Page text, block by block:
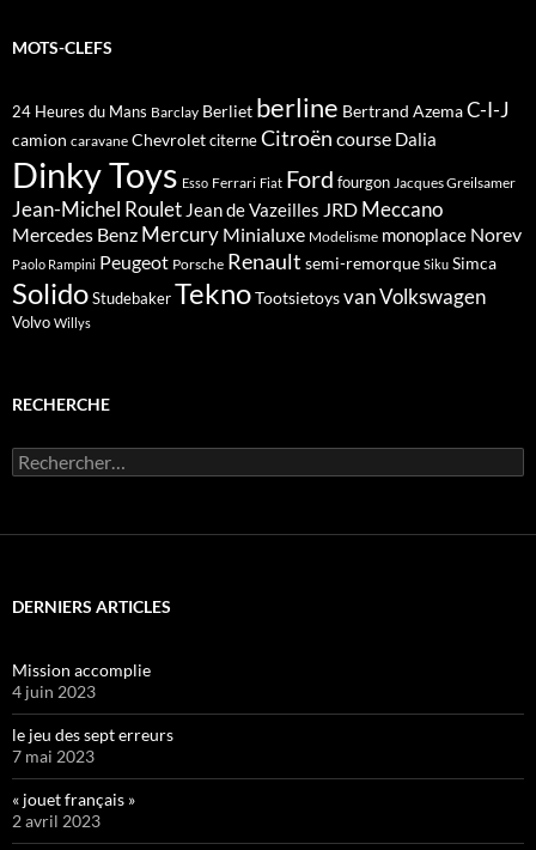
MOTS-CLEFS
24 Heures du Mans Barclay Berliet berline Bertrand AzemaC-I-J
camion caravane ChevroletciterneCitroën course Dalia
Dinky Toys Esso Ferrari Fiat Ford fourgon Jacques Greilsamer
Jean-Michel Roulet Jean de Vazeilles JRD Meccano
Mercedes Benz Mercury Minialuxe Modelisme monoplace Norev
Paolo Rampini Peugeot Porsche Renault semi-remorque Siku Simca
SolidoStudebakerTeknoTootsietoysvanVolkswagen
Volvo Willys
RECHERCHE
Rechercher :
DERNIERS ARTICLES
Mission accomplie
4 juin 2023
le jeu des sept erreurs
7 mai 2023
« jouet français »
2 avril 2023